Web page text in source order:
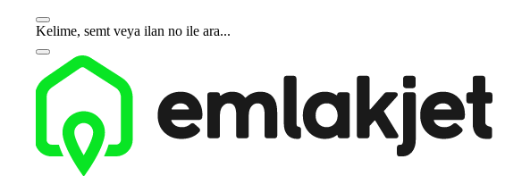
Kelime, semt veya ilan no ile ara...